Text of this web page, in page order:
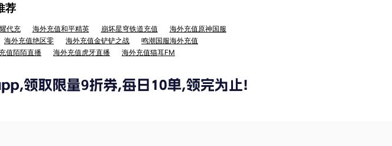
荐
代充 海外充值和平精英 崩坏星穹铁道充值
海外充值原神国服
海外充值绝区零 海外充值金铲铲之战
鸣潮国服海外充值
值陌陌直播 海外充值虎牙直播 海外充值猫耳FM